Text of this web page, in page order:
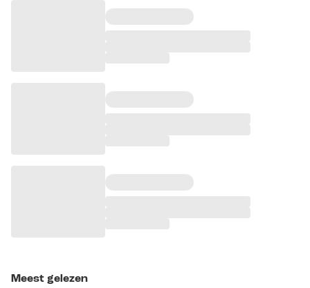
Meest gelezen